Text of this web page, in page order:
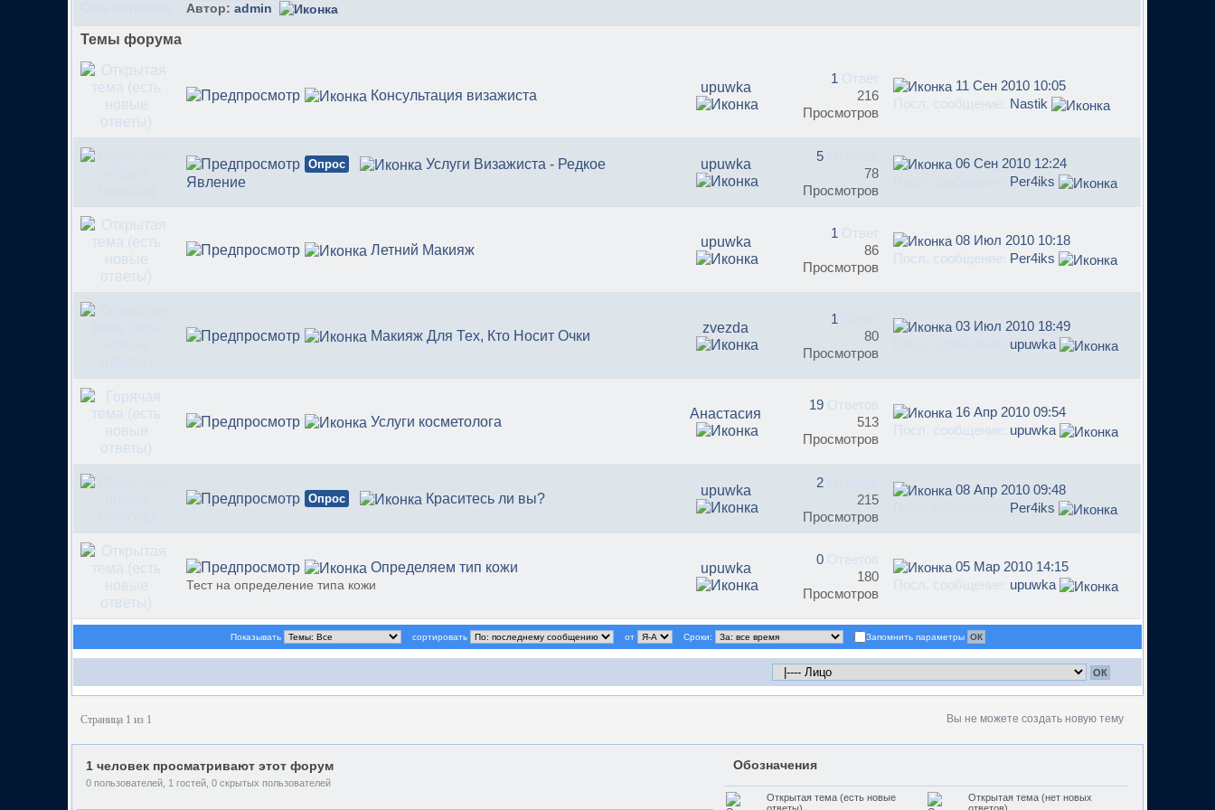
Автор:admin
Темы форума
Консультация визажиста
upuwka
1 Ответ
216
Просмотров
11 Сен 2010 10:05
Посл. сообщение:
Nastik
Опрос
Услуги Визажиста - Редкое
Явление
upuwka
5
78
Просмотров
06 Сен 2010 12:24
Per4iks
Летний Макияж
upuwka
1 Ответ
86
Просмотров
08 Июл 2010 10:18
Посл. сообщение:
Per4iks
Макияж Для Тех, Кто Носит Очки
zvezda
1
80
Просмотров
03 Июл 2010 18:49
upuwka
Услуги косметолога
Анастасия
19 Ответов
513
Просмотров
16 Апр 2010 09:54
Посл. сообщение: upuwka
Опрос Краситесь ли вы?
upuwka
2
215
Просмотров
08 Апр 2010 09:48
Per4iks
Определяем тип кожи
Тест на определение типа кожи
upuwka
0 Ответов
180
Просмотров
05 Мар 2010 14:15
Посл. сообщение: upuwka
Показывать сортировать от Сроки: Запомнить параметры
Страница 1 из 1 Вы не можете создать новую тему
Обозначения
Открытая тема (есть новые
Открытая тема (нет новых
1 человек просматривают этот форум
0 пользователей, 1 гостей, 0 скрытых пользователей